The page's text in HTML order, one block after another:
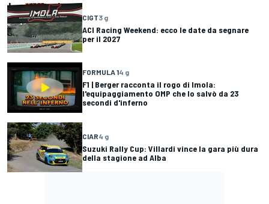
CIGT3 g
ACI Racing Weekend: ecco le date da segnare
per il 2027
FORMULA 14 g
F1 | Berger racconta il rogo di Imola:
l'equipaggiamento OMP che lo salvò da 23
secondi d'inferno
CIAR4 g
Suzuki Rally Cup: Villardi vince la gara più dura
della stagione ad Alba